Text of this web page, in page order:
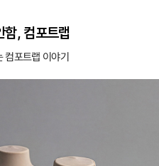
함, 컴포트랩
컴포트랩 이야기